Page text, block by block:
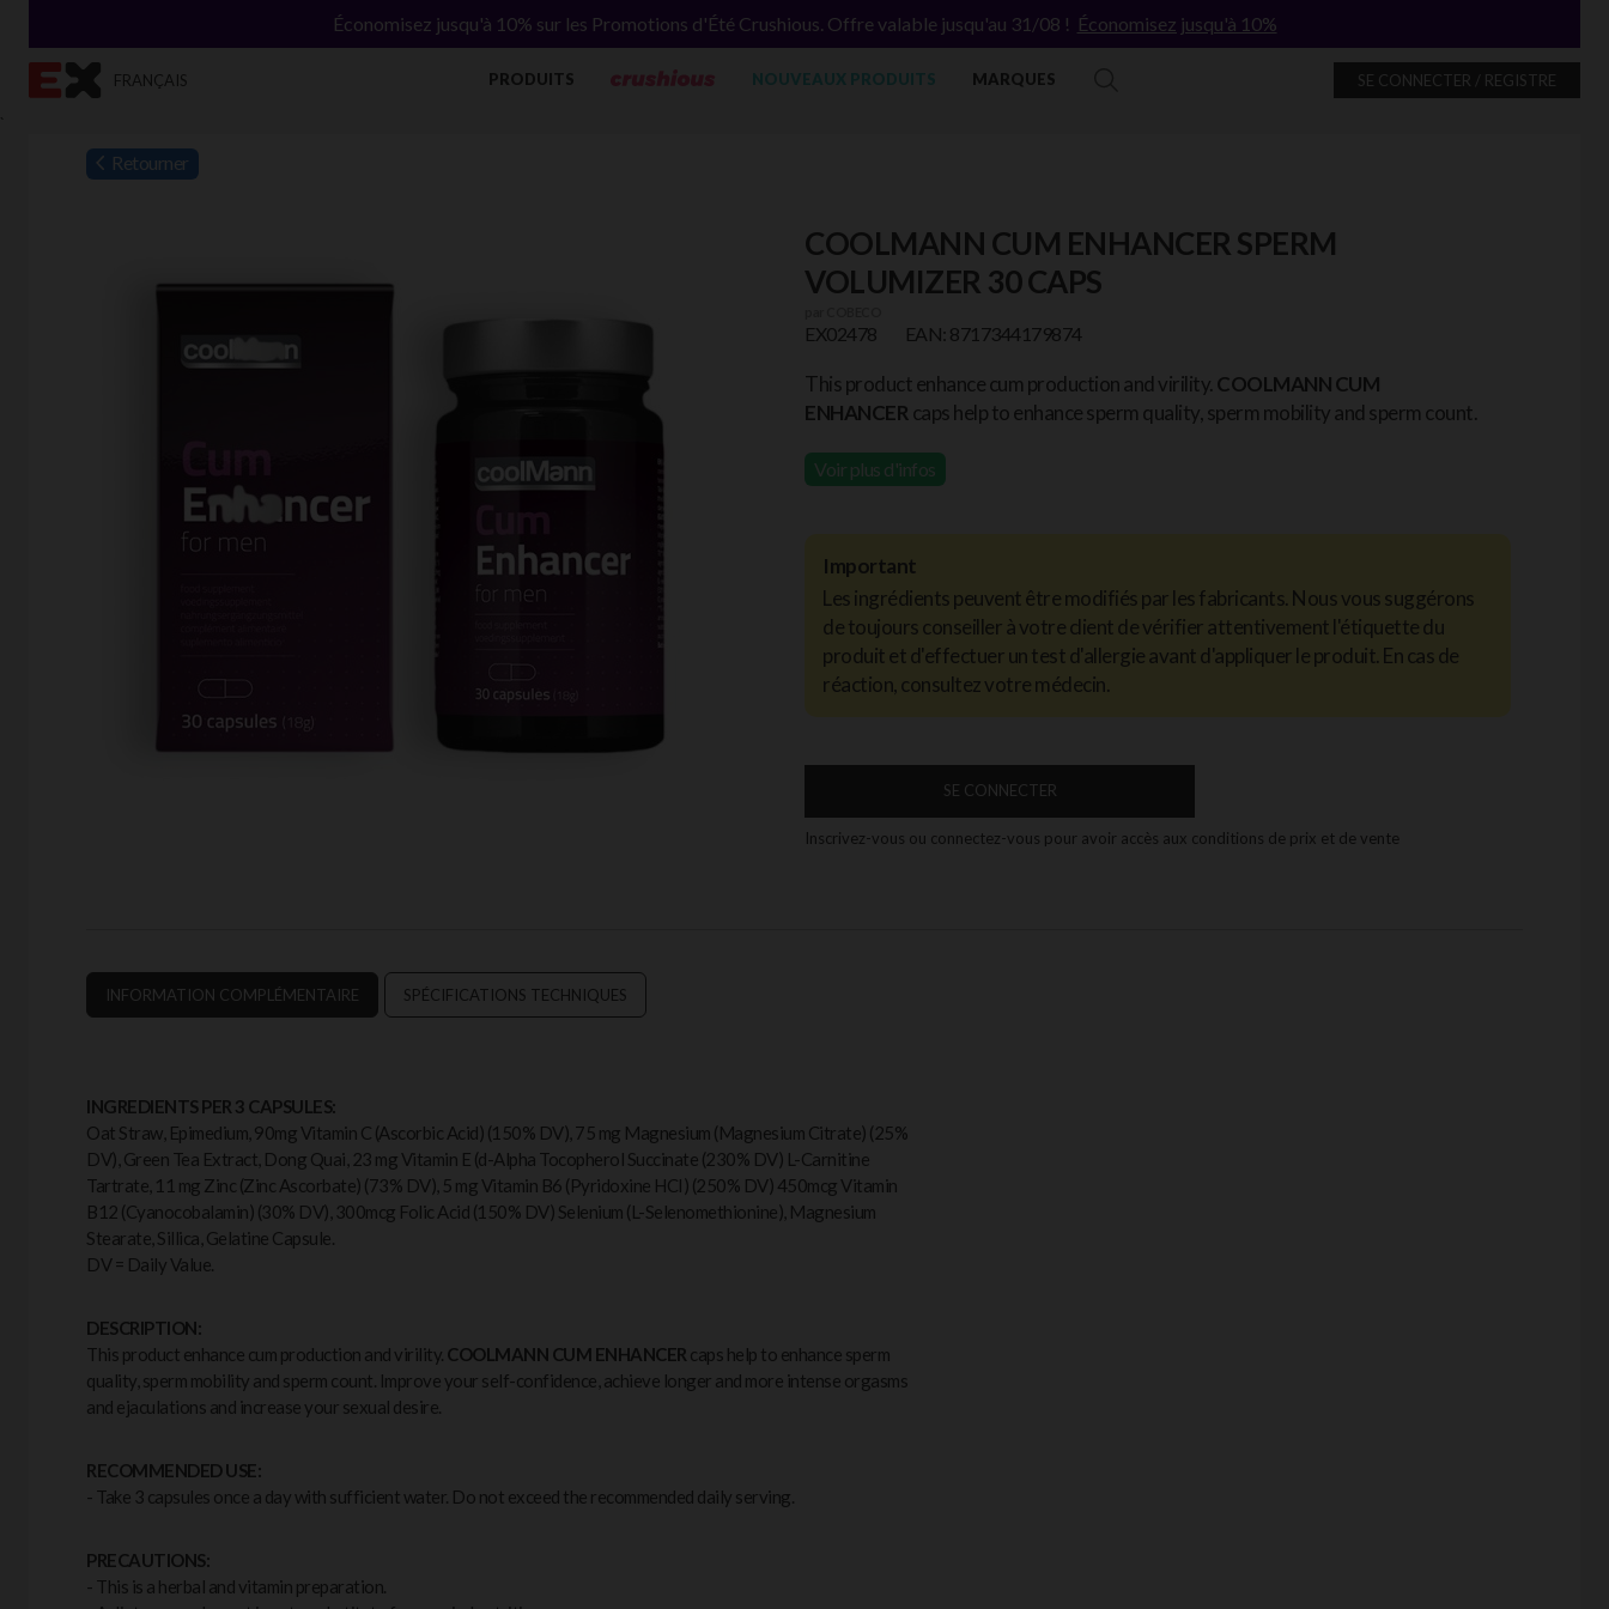
`
Économisez jusqu'à 10% sur les Promotions d'Été Crushious. Offre valable jusqu'au 31/08 ! Économisez jusqu'à 10%
FRANÇAIS PRODUITS NOUVEAUX PRODUITS MARQUES SE CONNECTER / REGISTRE
Retourner
COOLMANN CUM ENHANCER SPERM
VOLUMIZER 30 CAPS
EX02478 EAN: 8717344179874
This product enhance cum production and virility. COOLMANN CUM
ENHANCER caps help to enhance sperm quality, sperm mobility and sperm count.
Voir plus d'infos
Important
Les ingrédients peuvent être modifiés par les fabricants. Nous vous suggérons
de toujours conseiller à votre client de vérifier attentivement l'étiquette du
produit et d'effectuer un test d'allergie avant d'appliquer le produit. En cas de
réaction, consultez votre médecin.
SE CONNECTER
Inscrivez-vous ou connectez-vous pour avoir accès aux conditions de prix et de vente
INFORMATION COMPLÉMENTAIRE SPÉCIFICATIONS TECHNIQUES
INGREDIENTS PER 3 CAPSULES:
Oat Straw, Epimedium, 90mg Vitamin C (Ascorbic Acid) (150% DV), 75 mg Magnesium (Magnesium Citrate) (25%
DV), Green Tea Extract, Dong Quai, 23 mg Vitamin E (d-Alpha Tocopherol Succinate (230% DV) L-Carnitine
Tartrate, 11 mg Zinc (Zinc Ascorbate) (73% DV), 5 mg Vitamin B6 (Pyridoxine HCI) (250% DV) 450mcg Vitamin
B12 (Cyanocobalamin) (30% DV), 300mcg Folic Acid (150% DV) Selenium (L-Selenomethionine), Magnesium
Stearate, Sillica, Gelatine Capsule.
DV = Daily Value.
DESCRIPTION:
This product enhance cum production and virility. COOLMANN CUM ENHANCER caps help to enhance sperm
quality, sperm mobility and sperm count. Improve your self-confidence, achieve longer and more intense orgasms
and ejaculations and increase your sexual desire.
RECOMMENDED USE:
- Take 3 capsules once a day with sufficient water. Do not exceed the recommended daily serving.
PRECAUTIONS:
- This is a herbal and vitamin preparation.